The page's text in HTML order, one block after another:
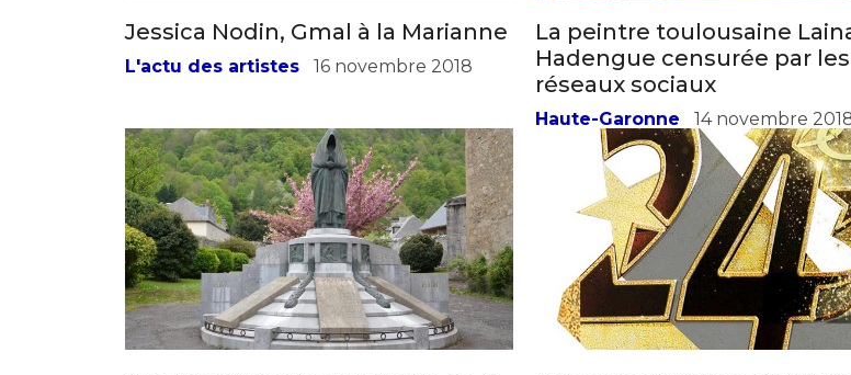
Jessica Nodin, Gmal à la Marianne
La peintre toulousaine Laina
Hadengue censurée par les
Haute-Garonne 14 novembre